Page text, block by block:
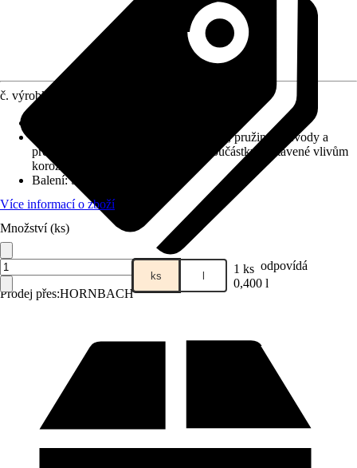
Prodej přes:HORNBACH
č. výrobku
automobilová listová pera, pružiny, převody a
převodovky, závity, klouby a další součástky vystavené vlivům
koroze
Balení:Sprej
Více informací o zboží
Množství (ks)
ks l 1 ks odpovídá
0,400 l